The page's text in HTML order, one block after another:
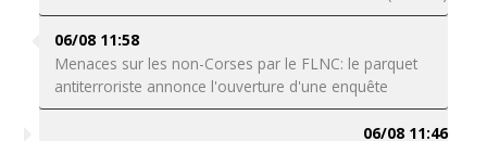
06/08 11:58
Menaces sur les non-Corses par le FLNC: le parquet
antiterroriste annonce l'ouverture d'une enquête
06/08 11:46